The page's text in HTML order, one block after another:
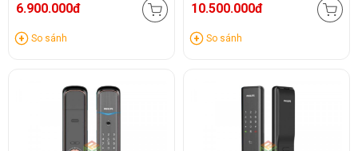
6.900.000đ
So sánh
10.500.000đ
So sánh